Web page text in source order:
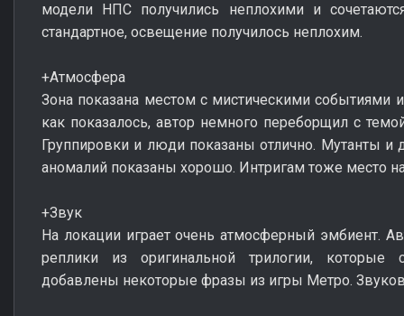
модели НПС получились неплохими и
стандартное, освещение получилось неплохим.
+Атмосфера
Зона показана местом с мистическими
как показалось, автор немного переборщил с
Группировки и люди показаны отлично. Мутанты и
аномалий показаны хорошо. Интригам тоже место
+Звук
На локации играет очень атмосферный эмбиент.
реплики из оригинальной трилогии, которые
добавлены некоторые фразы из игры Метро.